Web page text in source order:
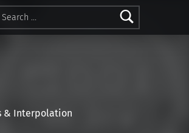
for:
& Interpolation